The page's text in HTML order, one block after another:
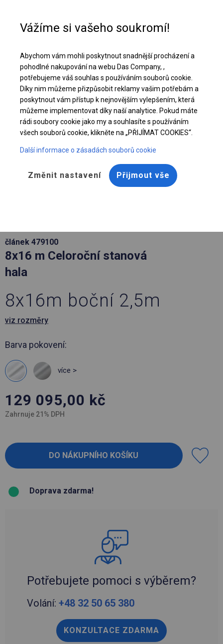
Stáhněte si nabídku PDF
článek 479100
8x16 m Celoroční stanová
hala
8x16m boční 2,5m
viz rozměry
Barva pokovení:
více >
129 095,00 kč
Zahrnuje 21% DPH
Doprava zdarma!
Potřebujete pomoci s výběrem?
Volání: +48 32 50 65 380
KONZULTACE ZDARMA
Vážíme si vašeho soukromí!
Abychom vám mohli poskytnout snadnější procházení a
pohodlné nakupování na webu Das Company, ,
potřebujeme váš souhlas s používáním souborů cookie.
Díky nim můžeme přizpůsobit reklamy vašim potřebám a
poskytnout vám přístup k nejnovějším vylepšením, která
můžeme implementovat díky naší analytice. Pokud máte
rádi soubory cookie jako my a souhlasíte s používáním
všech souborů cookie, klikněte na „PŘIJÍMAT COOKIES“.
Další informace o zásadách souborů cookie
Změnit nastavení Přijmout vše